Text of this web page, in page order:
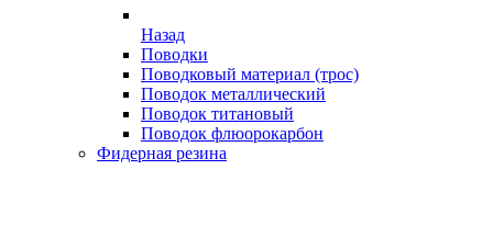
Назад
Поводки
Поводковый материал (трос)
Поводок металлический
Поводок титановый
Поводок флюорокарбон
Фидерная резина